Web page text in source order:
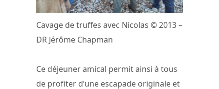
Cavage de truffes avec Nicolas © 2013 –
DR Jérôme Chapman
Ce déjeuner amical permit ainsi à tous
de profiter d’une escapade originale et